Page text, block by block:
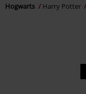
Hogwarts Harry Potter